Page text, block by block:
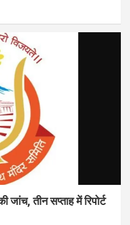
जांच, तीन सप्ताह में रिपोर्ट